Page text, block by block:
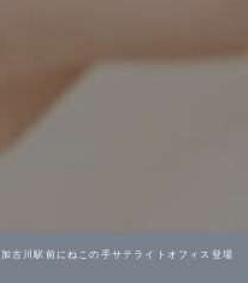
加古川駅前にねこの手サテライトオフィス登場